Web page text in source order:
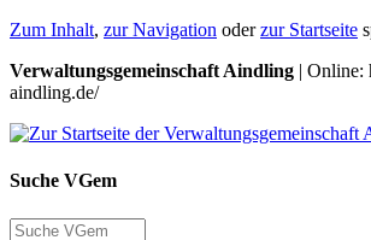
Zum Inhalt, zur Navigation oderzur Startseite
Verwaltungsgemeinschaft Aindling | Online:
aindling.de/
Suche VGem